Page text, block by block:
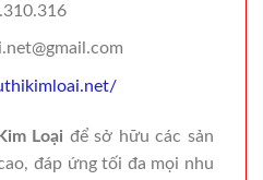
Loại để sở hữu các sản
đáp ứng tối đa mọi nhu